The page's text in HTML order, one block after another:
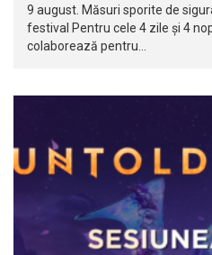
9 august. Măsuri sporite de
festival Pentru cele 4 zile și 4
colaborează pentru…